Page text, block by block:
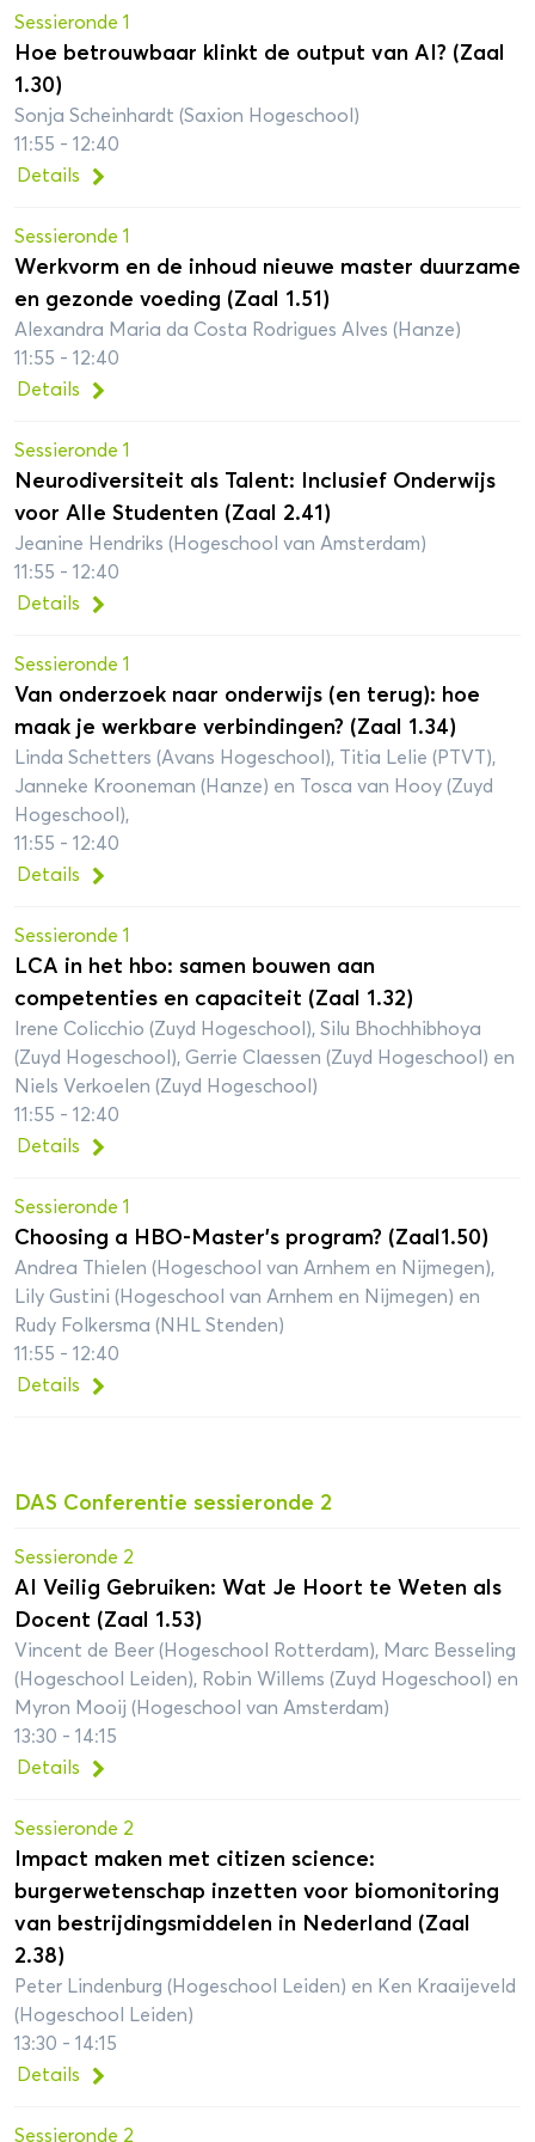
Sessieronde 1
Hoe betrouwbaar klinkt de output van AI? (Zaal
1.30)
Sonja Scheinhardt (Saxion Hogeschool)
11:55 - 12:40
Details
Sessieronde 1
Werkvorm en de inhoud nieuwe master duurzame
en gezonde voeding (Zaal 1.51)
Alexandra Maria da Costa Rodrigues Alves (Hanze)
11:55 - 12:40
Details
Sessieronde 1
Neurodiversiteit als Talent: Inclusief Onderwijs
voor Alle Studenten (Zaal 2.41)
Jeanine Hendriks (Hogeschool van Amsterdam)
11:55 - 12:40
Details
Sessieronde 1
Van onderzoek naar onderwijs (en terug): hoe
maak je werkbare verbindingen? (Zaal 1.34)
Linda Schetters (Avans Hogeschool), Titia Lelie (PTVT),
Janneke Krooneman (Hanze) en Tosca van Hooy (Zuyd
Hogeschool),
11:55 - 12:40
Details
Sessieronde 1
LCA in het hbo: samen bouwen aan
competenties en capaciteit (Zaal 1.32)
Irene Colicchio (Zuyd Hogeschool), Silu Bhochhibhoya
(Zuyd Hogeschool), Gerrie Claessen (Zuyd Hogeschool) en
Niels Verkoelen (Zuyd Hogeschool)
11:55 - 12:40
Details
Sessieronde 1
Choosing a HBO-Master’s program? (Zaal1.50)
Andrea Thielen (Hogeschool van Arnhem en Nijmegen),
Lily Gustini (Hogeschool van Arnhem en Nijmegen) en
Rudy Folkersma (NHL Stenden)
11:55 - 12:40
Details
DAS Conferentie sessieronde 2
Sessieronde 2
AI Veilig Gebruiken: Wat Je Hoort te Weten als
Docent (Zaal 1.53)
Vincent de Beer (Hogeschool Rotterdam), Marc Besseling
(Hogeschool Leiden), Robin Willems (Zuyd Hogeschool) en
Myron Mooij (Hogeschool van Amsterdam)
13:30 - 14:15
Details
Sessieronde 2
Impact maken met citizen science:
burgerwetenschap inzetten voor biomonitoring
van bestrijdingsmiddelen in Nederland (Zaal
2.38)
Peter Lindenburg (Hogeschool Leiden) en Ken Kraaijeveld
(Hogeschool Leiden)
13:30 - 14:15
Details
Sessieronde 2